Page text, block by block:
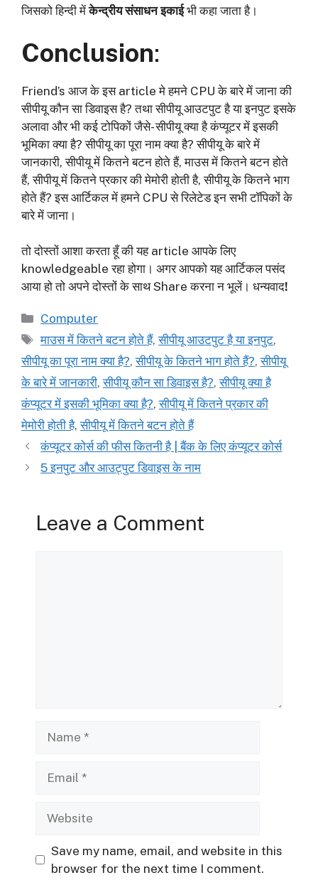
जिसको हिन्दी मेंकेन्द्रीय संसाधन इकाईभी कहा जाता है।
Conclusion:
Friend’s आज के इस article मे हमने CPU के बारे में जाना की
सीपीयू कौन सा डिवाइस है? तथा सीपीयू आउटपुट है या इनपुट इसके
अलावा और भी कई टोपिकों जैसे- सीपीयू क्या है कंप्यूटर में इसकी
भूमिका क्या है? सीपीयू का पूरा नाम क्या है? सीपीयू के बारे में
जानकारी, सीपीयू में कितने बटन होते हैं, माउस में कितने बटन होते
हैं, सीपीयू में कितने प्रकार की मेमोरी होती है, सीपीयू के कितने भाग
होते हैं? इस आर्टिकल में हमने CPU से रिलेटेड इन सभी टॉपिकों के
बारे में जाना।
तो दोस्तों आशा करता हूँ की यह article आपके लिए
knowledgeable रहा होगा। अगर आपको यह आर्टिकल पसंद
आया हो तो अपने दोस्तों के साथ Share करना न भूलें। धन्यवाद!
Categories
Computer
Tags
माउस में कितने बटन होते हैं,सीपीयू आउटपुट है या इनपुट,
सीपीयू का पूरा नाम क्या है?,सीपीयू के कितने भाग होते हैं?,सीपीयू
के बारे में जानकारी,सीपीयू कौन सा डिवाइस है?,सीपीयू क्या है
कंप्यूटर में इसकी भूमिका क्या है?,सीपीयू में कितने प्रकार की
मेमोरी होती है,सीपीयू में कितने बटन होते हैं
कंप्यूटर कोर्स की फीस कितनी है | बैंक के लिए कंप्यूटर कोर्स
5 इनपुट और आउट्पुट डिवाइस के नाम
Leave a Comment
Save my name, email, and website in this
browser for the next time I comment.